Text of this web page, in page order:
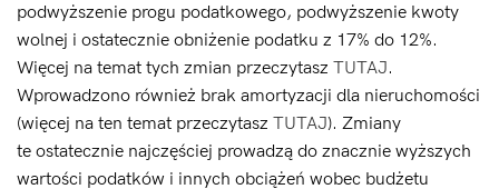
podwyższenie progu podatkowego, podwyższenie kwoty
wolnej i ostatecznie obniżenie podatku z 17% do 12%.
Więcej na temat tych zmian przeczytasz TUTAJ.
Wprowadzono również brak amortyzacji dla nieruchomości
(więcej na ten temat przeczytasz TUTAJ). Zmiany
te ostatecznie najczęściej prowadzą do znacznie wyższych
wartości podatków i innych obciążeń wobec budżetu